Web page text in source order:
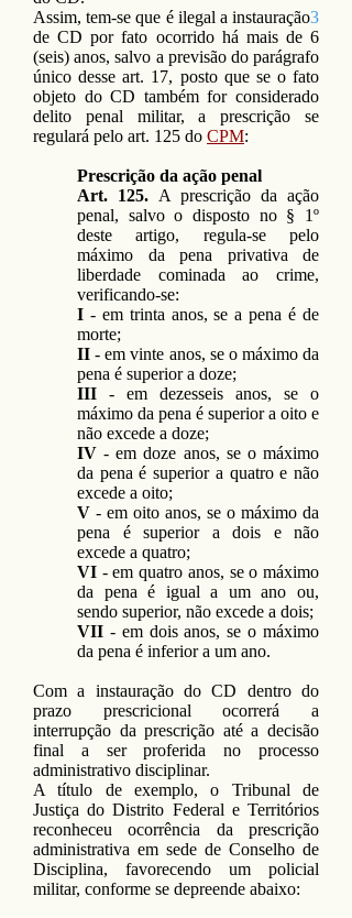
Assim, tem-se que é ilegal a instauração3
de CD por fato ocorrido há mais de 6
(seis) anos, salvo a previsão do parágrafo
único desse art. 17, posto que se o fato
objeto do CD também for considerado
delito penal militar, a prescrição se
regulará pelo art. 125 do CPM:
Prescrição da ação penal
Art. 125. A prescrição da ação
penal, salvo o disposto no § 1º
deste artigo, regula-se pelo
máximo da pena privativa de
liberdade cominada ao crime,
verificando-se:
I - em trinta anos, se a pena é de
morte;
II- em vinte anos, se o máximo da
pena é superior a doze;
III - em dezesseis anos, se o
máximo da pena é superior a oito e
não excede a doze;
IV- em doze anos, se o máximo
da pena é superior a quatro e não
excede a oito;
V - em oito anos, se o máximo da
pena é superior a dois e não
excede a quatro;
VI - em quatro anos, se o máximo
da pena é igual a um ano ou,
sendo superior, não excede a dois;
VII - em dois anos, se o máximo
da pena é inferior a um ano.
Com a instauração do CD dentro do
prazo prescricional ocorrerá a
interrupção da prescrição até a decisão
final a ser proferida no processo
administrativo disciplinar.
A título de exemplo, o Tribunal de
Justiça do Distrito Federal e Territórios
reconheceu ocorrência da prescrição
administrativa em sede de Conselho de
Disciplina, favorecendo um policial
militar, conforme se depreende abaixo: